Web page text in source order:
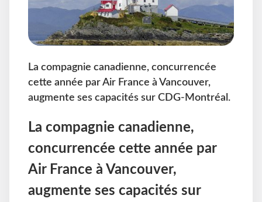
La compagnie canadienne, concurrencée
cette année par Air France à Vancouver,
augmente ses capacités sur CDG-Montréal.
La compagnie canadienne,
concurrencée cette année par
Air France à Vancouver,
augmente ses capacités sur